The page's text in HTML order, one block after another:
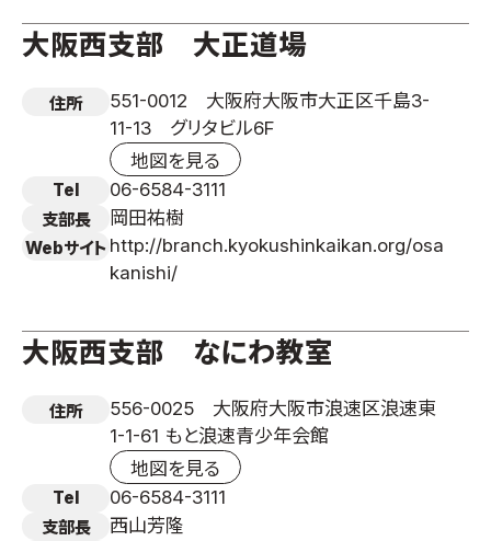
大阪西支部 大正道場
住所
551-0012 大阪府大阪市大正区千島3-
11-13 グリタビル6F
地図を見る
Tel 06-6584-3111
支部長 岡田祐樹
Webサイト http://branch.kyokushinkaikan.org/osa
kanishi/
大阪西支部 なにわ教室
住所
556-0025 大阪府大阪市浪速区浪速東
1-1-61 もと浪速青少年会館
地図を見る
Tel 06-6584-3111
支部長 西山芳隆